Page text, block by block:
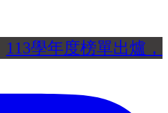
113學年度榜單出爐